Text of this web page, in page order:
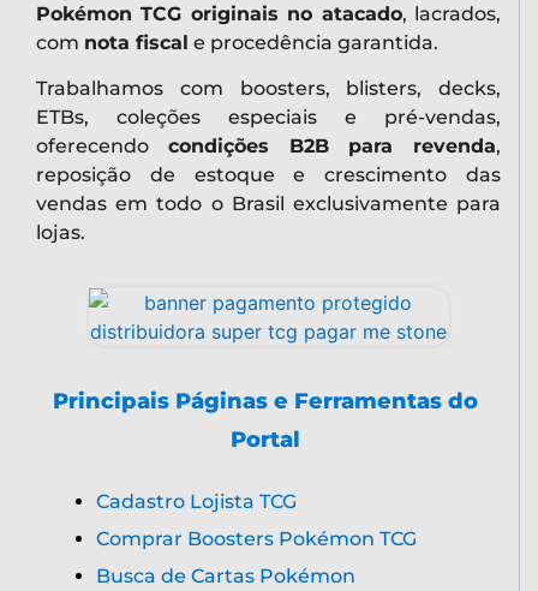
Pokémon TCG originais no atacado, lacrados,
com nota fiscal e procedência garantida.
Trabalhamos com boosters, blisters, decks,
ETBs, coleções especiais e pré-vendas,
oferecendo condições B2B para revenda,
reposição de estoque e crescimento das
vendas em todo o Brasil exclusivamente para
lojas.
Principais Páginas e Ferramentas do
Portal
Cadastro Lojista TCG
Comprar Boosters Pokémon TCG
Busca de Cartas Pokémon